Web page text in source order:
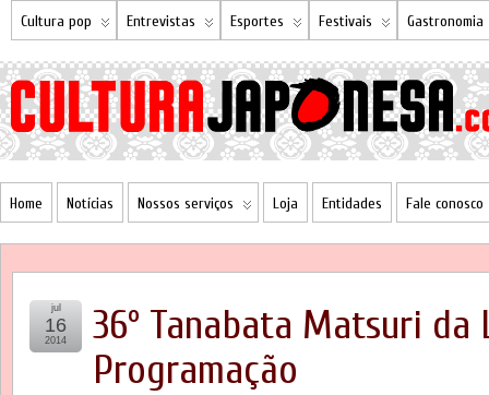
Cultura pop Entrevistas Esportes Festivais Gastronomia
Home Notícias Nossos serviços Loja Entidades Fale conosco
36º Tanabata Matsuri da
Programação
jul
16
2014